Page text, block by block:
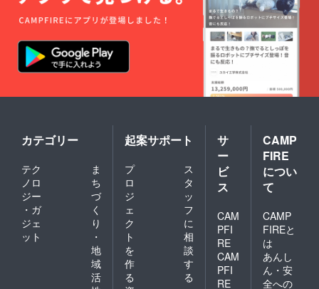
カテゴリー
テク
ノロ
ジー
・ガ
ジェ
ット
ま
ち
づ
く
り
・
地
域
活
起案サポート
プ
ロ
ジ
ェ
ク
ト
を
作
る
ス
タ
ッ
フ
に
相
談
す
る
サ
ー
ビ
ス
CAM
PFI
RE
CAM
PFI
RE
CAMP
FIRE
につい
て
CAMP
FIREと
は
あんし
ん・安
全への